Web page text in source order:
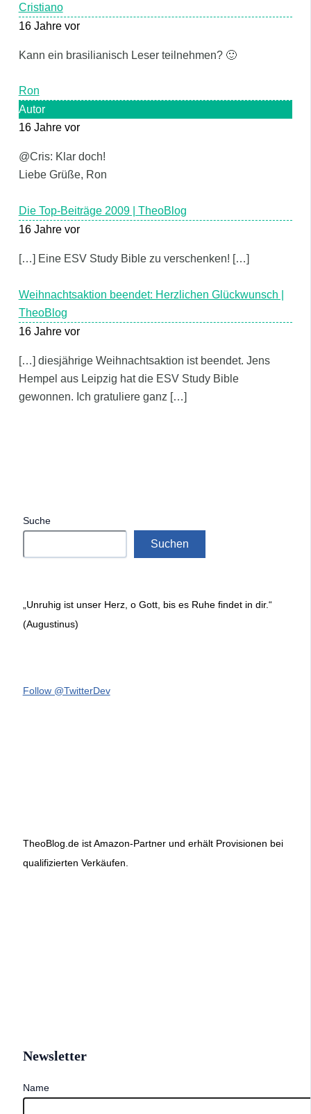
Cristiano
16 Jahre vor
Kann ein brasilianisch Leser teilnehmen? 🙂
Ron
Autor
16 Jahre vor
@Cris: Klar doch!
Liebe Grüße, Ron
Die Top-Beiträge 2009 | TheoBlog
16 Jahre vor
[…] Eine ESV Study Bible zu verschenken! […]
Weihnachtsaktion beendet: Herzlichen Glückwunsch |
TheoBlog
16 Jahre vor
[…] diesjährige Weihnachtsaktion ist beendet. Jens
Hempel aus Leipzig hat die ESV Study Bible
gewonnen. Ich gratuliere ganz […]
Suche
Suchen
„Unruhig ist unser Herz, o Gott, bis es Ruhe findet in dir.“
(Augustinus)
Follow @TwitterDev
TheoBlog.de ist Amazon-Partner und erhält Provisionen bei
qualifizierten Verkäufen.
Newsletter
Name